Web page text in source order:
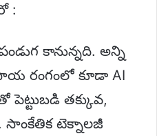
:
కానున్నది. అన్ని
రంగంలో కూడా AI
తక్కువ,
సాంకేతిక టెక్నాలజీ